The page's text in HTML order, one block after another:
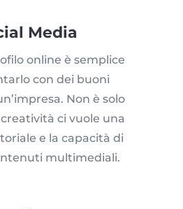
Media
online è semplice
con dei buoni
Non è solo
ci vuole una
e la capacità di
multimediali.